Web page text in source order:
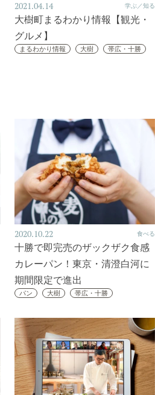
2021.04.14 学ぶ／知る
大樹町まるわかり情報【観光・
グルメ】
まるわかり情報 大樹 帯広・十勝
2020.10.22 食べる
十勝で即完売のザックザク食感
カレーパン！東京・清澄白河に
期間限定で進出
パン 大樹 帯広・十勝